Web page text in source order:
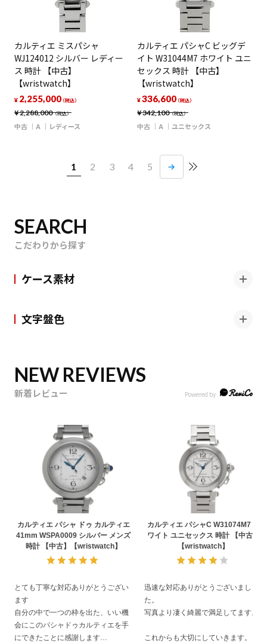
カルティエ ミスパシャ
WJ124012 シルバー レディー
ス 時計 【中古】
【wristwatch】
¥2,288,000（税込）
¥ 2,255,000（税込）
中古 A レディース
カルティエ パシャC ビッグデ
イト W31044M7 ホワイト ユニ
セックス 時計 【中古】
【wristwatch】
¥342,100（税込）
¥336,600（税込）
中古 A ユニセックス
1 2 3 4 5
SEARCH
こだわりから探す
ケース素材
文字盤色
NEW REVIEWS
新着レビュー
カルティエ パシャ ドゥ カルティエ
41mm WSPA0009 シルバー メンズ
時計 【中古】【wristwatch】
とても丁寧な対応ありがとうござい
ます
自分の中で一つの枠を出た、いい機
会にこのパシャドゥカルティエを手
にできたことに感謝します
カルティエ パシャC W31074M7 ホ
ワイト ユニセックス 時計 【中古】
【wristwatch】
迅速な対応ありがとうございまし
た。
写真より凄く綺麗で満足してます。
これからも大切にしていきます。